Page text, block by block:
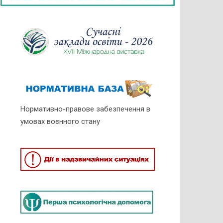
Нормативно-правове забезпечення в
умовах воєнного стану